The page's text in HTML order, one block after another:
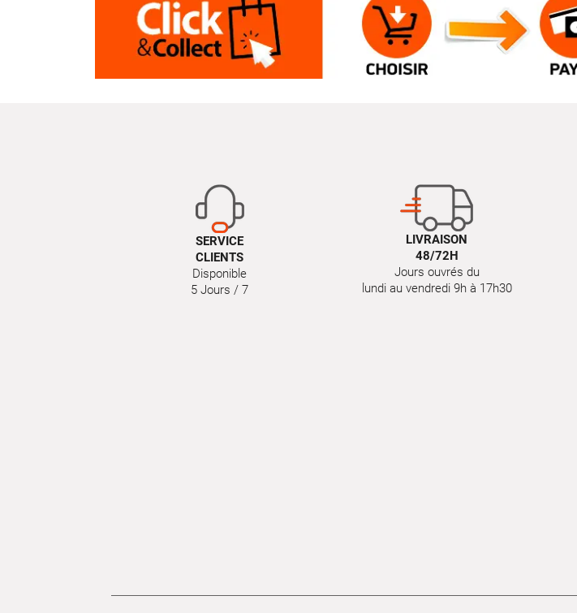
SERVICE
CLIENTS
Disponible
5 Jours / 7
LIVRAISON
48/72H
Jours ouvrés du
lundi au vendredi 9h à 17h30